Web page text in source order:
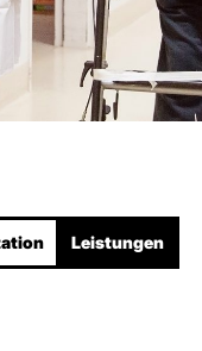
Leistungen